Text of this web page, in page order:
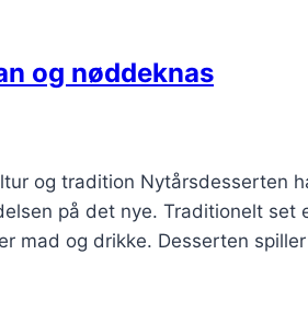
og nøddeknas
og tradition Nytårsdesserten
på det nye. Traditionelt
mad og drikke. Desserten